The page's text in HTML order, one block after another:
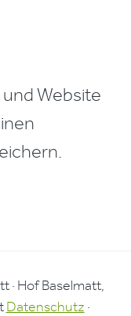
Website
· Hof Baselmatt,
Datenschutz ·